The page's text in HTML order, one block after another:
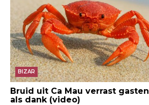
BIZAR
Bruid uit Ca Mau verrast
als dank (video)